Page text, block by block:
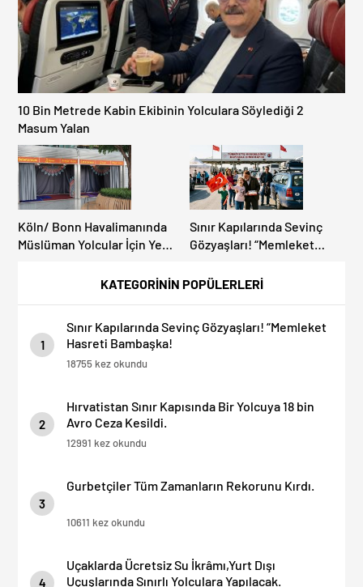
KATEGORİNİN POPÜLERLERİ
1
Sınır Kapılarında Sevinç Gözyaşları! “Memleket
Hasreti Bambaşka!
18755 kez okundu
2
Hırvatistan Sınır Kapısında Bir Yolcuya 18 bin
Avro Ceza Kesildi.
12991 kez okundu
3
Gurbetçiler Tüm Zamanların Rekorunu Kırdı.
10611 kez okundu
4
Uçaklarda Ücretsiz Su İkrâmı,Yurt Dışı
Uçuşlarında Sınırlı Yolculara Yapılacak.
10 Bin Metrede Kabin Ekibinin Yolculara Söylediği 2
Masum Yalan
Köln/ Bonn Havalimanında
Müslüman Yolcular İçin Yeni
Sınır Kapılarında Sevinç
Gözyaşları! “Memleket